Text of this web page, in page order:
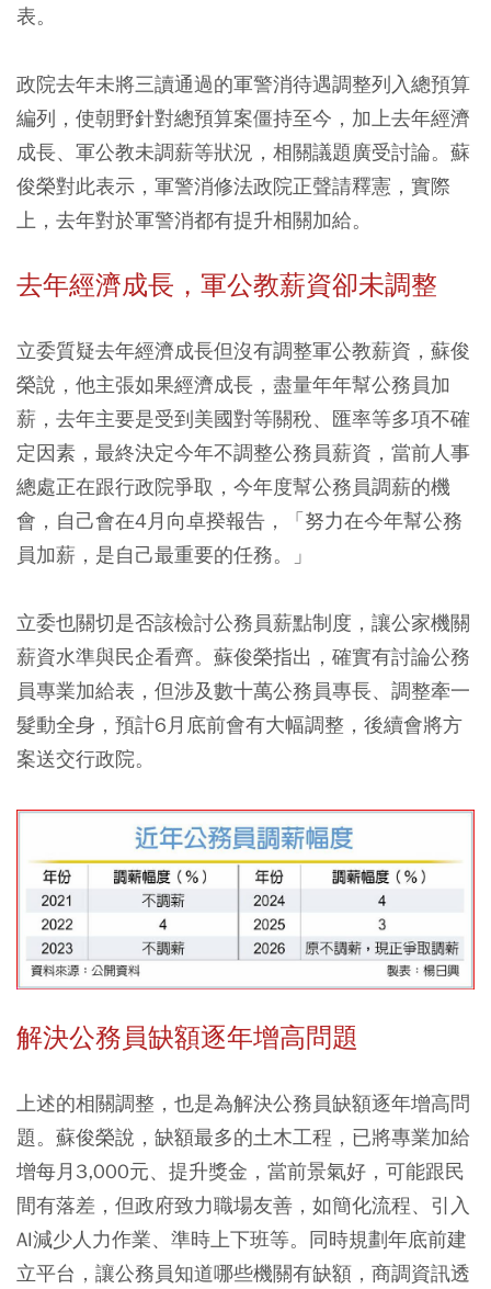
表。
政院去年未將三讀通過的軍警消待遇調整列入總預算
編列，使朝野針對總預算案僵持至今，加上去年經濟
成長、軍公教未調薪等狀況，相關議題廣受討論。蘇
俊榮對此表示，軍警消修法政院正聲請釋憲，實際
上，去年對於軍警消都有提升相關加給。
去年經濟成長，軍公教薪資卻未調整
立委質疑去年經濟成長但沒有調整軍公教薪資，蘇俊
榮說，他主張如果經濟成長，盡量年年幫公務員加
薪，去年主要是受到美國對等關稅、匯率等多項不確
定因素，最終決定今年不調整公務員薪資，當前人事
總處正在跟行政院爭取，今年度幫公務員調薪的機
會，自己會在4月向卓揆報告，「努力在今年幫公務
員加薪，是自己最重要的任務。」
立委也關切是否該檢討公務員薪點制度，讓公家機關
薪資水準與民企看齊。蘇俊榮指出，確實有討論公務
員專業加給表，但涉及數十萬公務員專長、調整牽一
髮動全身，預計6月底前會有大幅調整，後續會將方
案送交行政院。
解決公務員缺額逐年增高問題
上述的相關調整，也是為解決公務員缺額逐年增高問
題。蘇俊榮說，缺額最多的土木工程，已將專業加給
增每月3,000元、提升獎金，當前景氣好，可能跟民
間有落差，但政府致力職場友善，如簡化流程、引入
AI減少人力作業、準時上下班等。同時規劃年底前建
立平台，讓公務員知道哪些機關有缺額，商調資訊透